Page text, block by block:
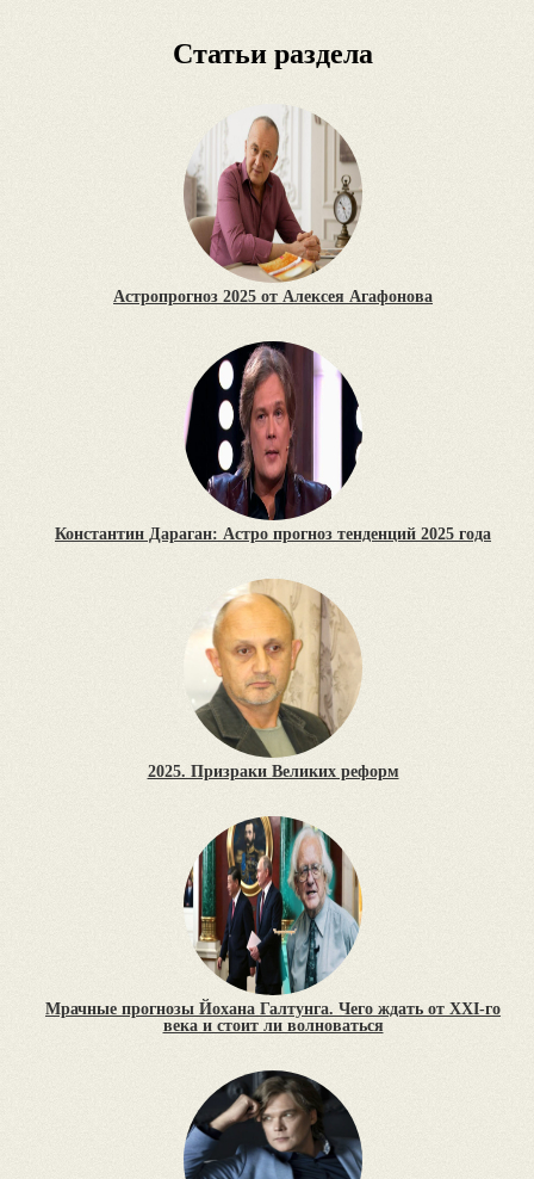
Статьи раздела
Астропрогноз 2025 от Алексея Агафонова
Константин Дараган: Астро прогноз тенденций 2025 года
2025. Призраки Великих реформ
Мрачные прогнозы Йохана Галтунга. Чего ждать от XXI-го
века и стоит ли волноваться